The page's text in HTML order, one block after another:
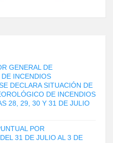
GENERAL DE
INCENDIOS
DECLARA SITUACIÓN DE
DE INCENDIOS
28, 29, 30 Y 31 DE JULIO
POR
31 DE JULIO AL 3 DE